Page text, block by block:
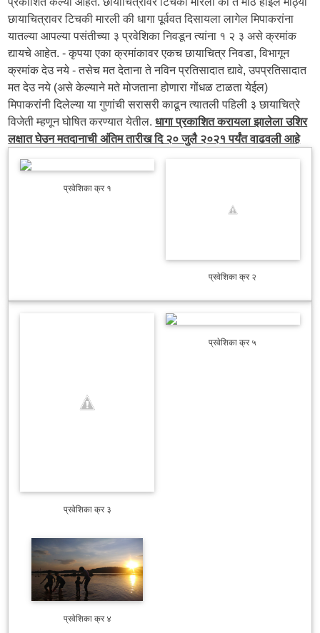
छायाचित्रावर टिचकी मारली की धागा पूर्ववत दिसायला लागेल मिपाकरांना
यातल्या आपल्या पसंतीच्या ३ प्रवेशिका निवडून त्यांना १ २ ३ असे क्रमांक
द्यायचे आहेत. - कृपया एका क्रमांकावर एकच छायाचित्र निवडा, विभागून
क्रमांक देउ नये - तसेच मत देताना ते नविन प्रतिसादात द्यावे, उपप्रतिसादात
मत देउ नये (असे केल्याने मते मोजताना होणारा गोंधळ टाळता येईल)
मिपाकरांनी दिलेल्या या गुणांची सरासरी काढून त्यातली पहिली ३ छायाचित्रे
विजेती म्हणून घोषित करण्यात येतील.धागा प्रकाशित करायला झालेला उशिर
लक्षात घेउन मतदानाची अंतिम तारीख दि २० जुलै २०२१ पर्यंत वाढवली आहे
प्रवेशिका क्र १
प्रवेशिका क्र २
प्रवेशिका क्र ३
प्रवेशिका क्र ४
प्रवेशिका क्र ५